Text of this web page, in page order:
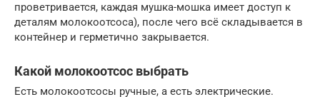
проветривается, каждая мушка-мошка имеет доступ к
деталям молокоотсоса), после чего всё складывается в
контейнер и герметично закрывается.
Какой молокоотсос выбрать
Есть молокоотсосы ручные, а есть электрические.